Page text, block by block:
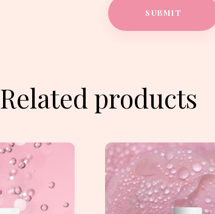
Related products